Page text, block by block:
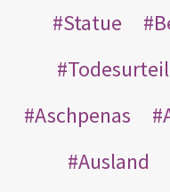
Statue
Todesurteil
Aschpenas
Ausland